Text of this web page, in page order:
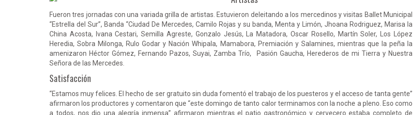
Fueron tres jornadas con una variada grilla de artistas. Estuvieron deleitando a los mercedinos y visitas Ballet Municipal
“Estrella del Sur”, Banda “Ciudad De Mercedes, Camilo Rojas y su banda, Menta y Limón, Jhoana Rodriguez, Marisa la
China Acosta, Ivana Cestari, Semilla Agreste, Gonzalo Jesús, La Matadora, Oscar Rosello, Martín Soler, Los López
Heredia, Sobra Milonga, Rulo Godar y Nación Whipala, Mamabora, Premiación y Salamines, mientras que la peña la
amenizaron Héctor Gómez, Fernando Pazos, Suyai, Zamba Trío, Pasión Gaucha, Herederos de mi Tierra y Nuestra
Señora de las Mercedes.
Satisfacción
“Estamos muy felices. El hecho de ser gratuito sin duda fomentó el trabajo de los puesteros y el acceso de tanta gente”
afirmaron los productores y comentaron que “este domingo de tanto calor terminamos con la noche a pleno. Eso como
a todos, nos dio una alegría inmensa” afirmaron mientras el patio gastronómico y cervecero estaba completo de